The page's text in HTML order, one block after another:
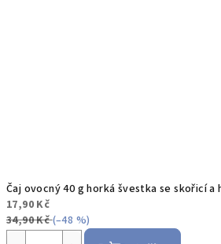
Čaj ovocný 40 g horká švestka se skořicí a
17,90 Kč
34,90 Kč(–48 %)